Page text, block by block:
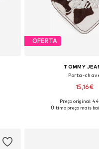
OFERTA
TOMMY
Porta-
15,16€
Tamanhos
Preço original:
Último preço mais